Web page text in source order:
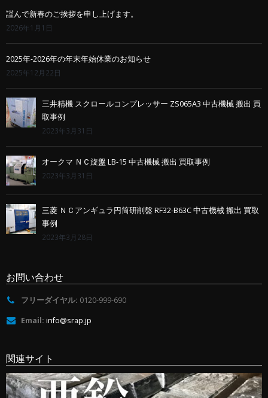
謹んで新春のご挨拶を申し上げます。
2026年1月1日
2025年-2026年の年末年始休業のお知らせ
2025年12月22日
三井精機 スクロールコンプレッサー ZS065A3 中古機械 搬出 買
取事例
2023年3月31日
オークマ ＮＣ旋盤 LB-15 中古機械 搬出 買取事例
2023年3月31日
三菱 ＮＣアンギュラ円筒研削盤 RF32-B63C 中古機械 搬出 買取
事例
2023年3月28日
お問い合わせ
フリーダイヤル: 0120-999-690
Email: info@srap.jp
関連サイト